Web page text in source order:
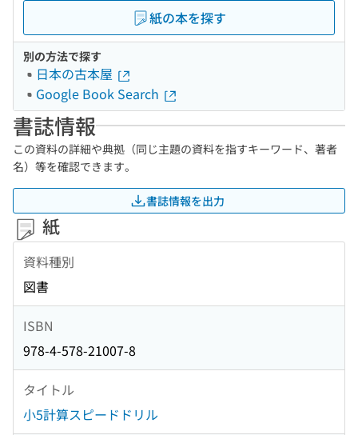
紙の本を探す
別の方法で探す
日本の古本屋
Google Book Search
書誌情報
この資料の詳細や典拠（同じ主題の資料を指すキーワード、著者
名）等を確認できます。
書誌情報を出力
紙
資料種別
図書
ISBN
978-4-578-21007-8
タイトル
小5計算スピードドリル